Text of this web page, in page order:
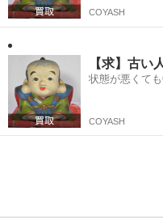
COYASH
【求】古い
状態が悪くて
COYASH